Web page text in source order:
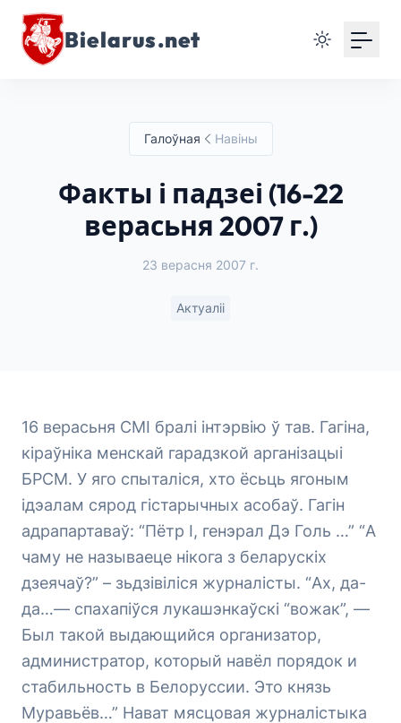
Bielarus.net
Галоўная Навіны
Факты і падзеі (16-22
верасьня 2007 г.)
23 верасня 2007 г.
Актуаліі
16 верасьня СМІ бралі інтэрвію ў тав. Гагіна,
кіраўніка менскай гарадзкой арганізацыі
БРСМ. У яго спыталіся, хто ёсьць ягоным
ідэалам сярод гістарычных асобаў. Гагін
адрапартаваў: “Пётр І, генэрал Дэ Голь …” “А
чаму не называеце нікога з беларускіх
дзеячаў?” – зьдзівіліся журналісты. “Ах, да-
да…— спахапіўся лукашэнкаўскі “вожак”, —
Был такой выдающийся организатор,
администратор, который навёл порядок и
стабильность в Белоруссии. Это князь
Муравьёв…” Нават мясцовая журналістыка